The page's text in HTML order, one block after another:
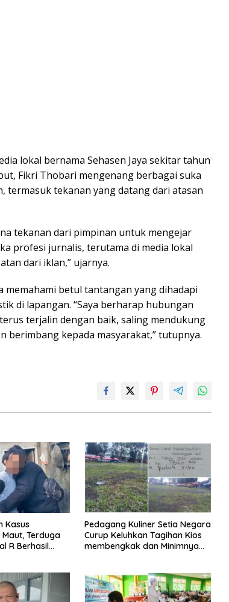
lokal bernama Sehasen Jaya sekitar tahun
Fikri Thobari mengenang berbagai suka
termasuk tekanan yang datang dari atasan
tekanan dari pimpinan untuk mengejar
profesi jurnalis, terutama di media lokal
dari iklan,” ujarnya.
betul tantangan yang dihadapi
di lapangan. “Saya berharap hubungan
terjalin dengan baik, saling mendukung
berimbang kepada masyarakat,” tutupnya.
Kasus
Terduga
R Berhasil
Pedagang Kuliner Setia Negara
Curup Keluhkan Tagihan Kios
membengkak dan Minimnya